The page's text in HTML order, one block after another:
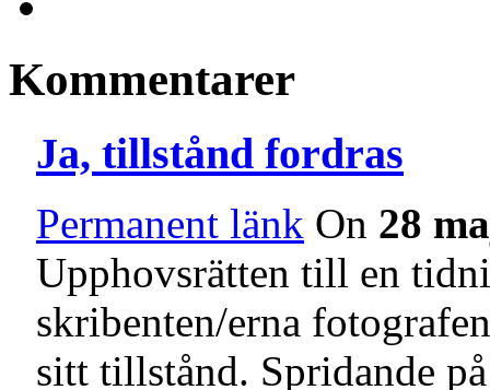
Kommentarer
Ja, tillstånd fordras
Permanent länk On 28
Upphovsrätten till en
skribenten/erna
sitt tillstånd. Spridande